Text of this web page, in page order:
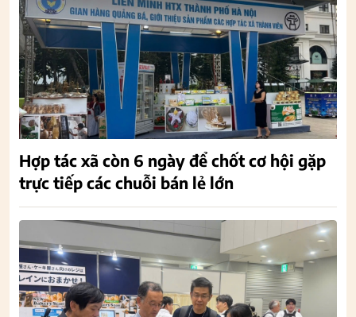
Hợp tác xã còn 6 ngày để chốt cơ hội gặp
trực tiếp các chuỗi bán lẻ lớn